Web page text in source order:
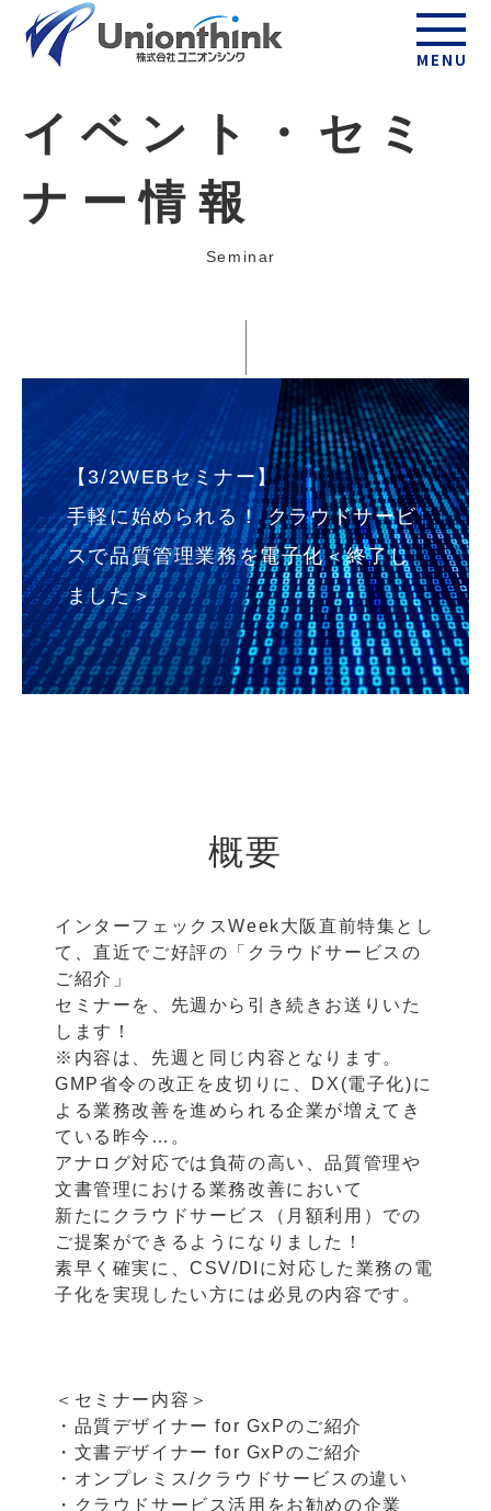
MENU
イベント・セミ
ナー情報
Seminar
【3/2WEBセミナー】
手軽に始められる！ クラウドサービ
スで品質管理業務を電子化＜終了し
ました＞
概要
インターフェックスWeek大阪直前特集とし
て、直近でご好評の「クラウドサービスの
ご紹介」
セミナーを、先週から引き続きお送りいた
します！
※内容は、先週と同じ内容となります。
GMP省令の改正を皮切りに、DX(電子化)に
よる業務改善を進められる企業が増えてき
ている昨今…。
アナログ対応では負荷の高い、品質管理や
文書管理における業務改善において
新たにクラウドサービス（月額利用）での
ご提案ができるようになりました！
素早く確実に、CSV/DIに対応した業務の電
子化を実現したい方には必見の内容です。
＜セミナー内容＞
・品質デザイナー for GxPのご紹介
・文書デザイナー for GxPのご紹介
・オンプレミス/クラウドサービスの違い
・クラウドサービス活用をお勧めの企業